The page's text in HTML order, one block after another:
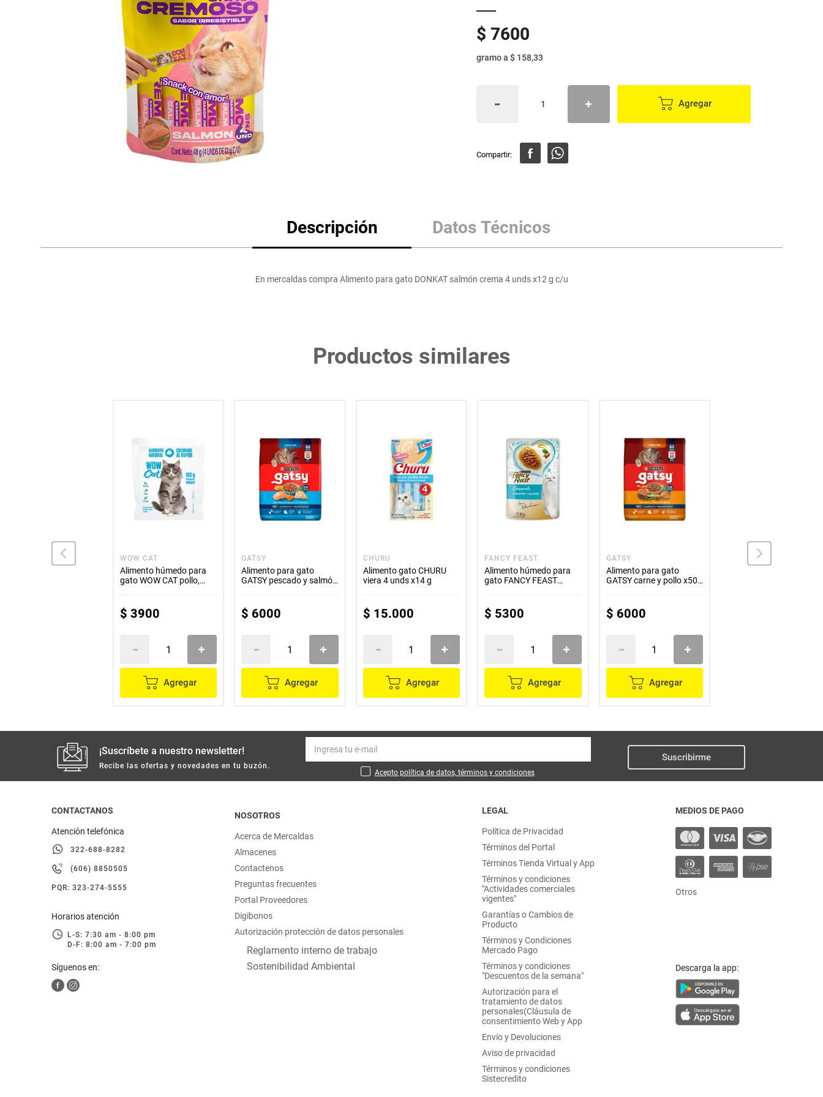
lácteos y refrigerados
otros
$7600
gramoa $ 158,33
Agregar
Descripción Datos Técnicos
En mercaldas compra Alimento para gato DONKAT salmón crema 4 unds x12 g c/u
Productos similares
WOW CAT
Alimento húmedo para
gato WOW CAT pollo,
$ 3900
Agregar
GATSY
Alimento para gato
GATSY pescado y salmón
$ 6000
Agregar
CHURU
Alimento gato CHURU
viera 4 unds x14 g
$ 15.000
Agregar
FANCY FEAST
Alimento húmedo para
gato FANCY FEAST
$ 5300
Agregar
GATSY
Alimento para gato
GATSY carne y pollo x500
$ 6000
Agregar
NUTRECAT
¡Suscríbete a nuestro newsletter!
Recibe las ofertas y novedades en tu buzón.
Acepto política de datos, términos y condiciones
Suscribirme
CONTACTANOS
Atención telefónica
322-688-8282
(606) 8850505
PQR: 323-274-5555
Horarios atención
L-S: 7:30 am - 8:00 pm
D-F: 8:00 am - 7:00 pm
Síguenos en:
NOSOTROS
Acerca de Mercaldas
Almacenes
Contactenos
Preguntas frecuentes
Portal Proveedores
Digibonos
Autorización protección de datos personales
Reglamento interno de trabajo
Sostenibilidad Ambiental
LEGAL
Política de Privacidad
Términos del Portal
Términos Tienda Virtual y App
Términos y condiciones
"Actividades comerciales
vigentes"
Garantías o Cambios de
Producto
Términos y Condiciones
Mercado Pago
Términos y condiciones
"Descuentos de la semana"
Autorización para el
tratamiento de datos
personales(Cláusula de
consentimiento Web y App
Envío y Devoluciones
Aviso de privacidad
Términos y condiciones
Sistecredito
MEDIOS DE PAGO
Otros
Descarga la app:
Mantequilla